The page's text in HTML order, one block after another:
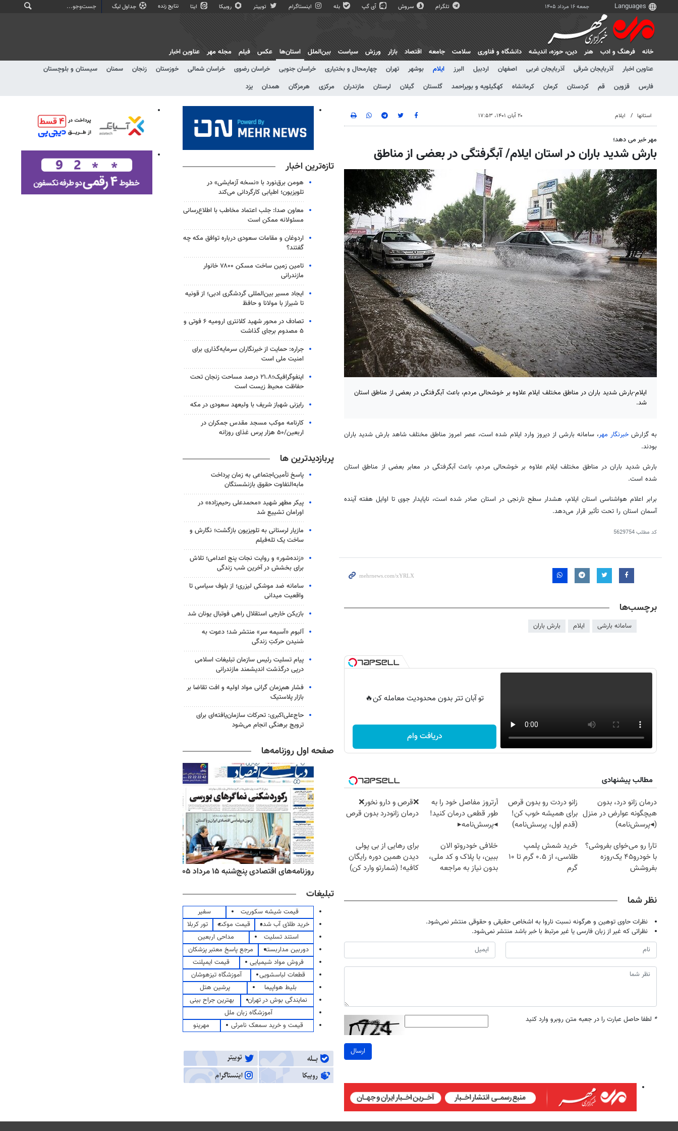
جمعه ۱۶ مرداد ۱۴۰۵ تلگرام سروش آی گپ بله اینستاگرام توییتر روبیکا ایتا نتایج زنده جداول لیگ
خانه فرهنگ و ادب هنر دين، حوزه، انديشه دانشگاه و فناوری سلامت جامعه اقتصاد بازار ورزش سیاست بین‌الملل
استان‌ها
عناوین اخبار
آذربایجان شرقی آذربایجان غربی اصفهان اردبیل البرز ایلام بوشهر تهران چهارمحال و بختیاری خراسان جنوبی خراسان رضوی خراسان شمالی خوزستان زنجان سمنان
سیستان و بلوچستان
فارس
قزوین قم کردستان کرمان کرمانشاه کهگیلویه و بویراحمد گلستان گیلان لرستان مازندران مرکزی هرمزگان همدان یزد
عکس فیلم مجله مهر عناوین اخبار
استانها ایلام ۲۰ آبان ۱۴۰۱، ۱۷:۵۳
مهر خبر می دهد؛
بارش شدید باران در استان ایلام/ آبگرفتگی در بعضی از مناطق
ایلام-بارش شدید باران در مناطق مختلف ایلام علاوه بر خوشحالی مردم، باعث آبگرفتگی در بعضی از مناطق استان
شد.
به گزارش خبرنگار مهر، سامانه بارشی از دیروز وارد ایلام شده است، عصر امروز مناطق مختلف شاهد بارش شدید باران
بودند.
بارش شدید باران در مناطق مختلف ایلام علاوه بر خوشحالی مردم، باعثآبگرفتگیدر معابر بعضی از مناطق استان
شده است.
برابر اعلام هواشناسی استان ایلام، هشدار سطح نارنجی در استان صادر شده است، ناپایدار جوی تا اوایل هفته آینده
آسمان استان را تحت تأثیر قرار می‌دهد.
کد مطلب5629754
برچسب‌ها
سامانه بارشی ایلام بارش باران
تو آبان تتر بدون محدودیت معامله کن🔥
دریافت وام
مطالب پیشنهادی
درمان زانو درد، بدون
هیچگونه عوارض در منزل
(◂پرسش‌نامه)
زانو دردت رو بدون قرص
برای همیشه خوب کن!
(قدم اول، پرسش‌نامه)
آرتروز مفاصل خود را به
طور قطعی درمان کنید!
◂پرسش‌نامه▸
❌قرص‌ و دارو نخور❌
درمان زانودرد بدون قرص
تارا رو می‌خوای بفروشی؟
با خودرو۴۵ یک‌روزه
بفروشش
خرید شمش پلمپ
طلاسی، از ۰.۵ گرم تا ۱۰
گرم
خلافی خودروتو الان
ببین، با پلاک و کد ملی،
بدون نیاز به مراجعه
برای رهایی از بی پولی
دیدن همین دوره رایگان
کافیه! (شمارتو وارد کن)
نظر شما
نظرات حاوی توهین و هرگونه نسبت ناروا به اشخاص حقیقی و حقوقی منتشر نمی‌شود.
نظراتی که غیر از زبان فارسی یا غیر مرتبط با خبر باشد منتشر نمی‌شود.
* لطفا حاصل عبارت را در جعبه متن روبرو وارد کنید
ارسال
تازه‌ترین اخبار
هومن برق‌نورد با «نسخه آزمایشی» در
تلویزیون؛ اطیابی کارگردانی می‌کند
معاون صدا: جلب اعتماد مخاطب با اطلاع‌رسانی
مسئولانه ممکن است
اردوغان و مقامات سعودی درباره توافق مکه چه
گفتند؟
تامین زمین ساخت مسکن ۷۸۰۰ خانوار
مازندرانی
ایجاد مسیر بین‌المللی گردشگری ادبی؛ از قونیه
تا شیراز با مولانا و حافظ
تصادف در محور شهید کلانتری ارومیه ۶ فوتی و
۵ مصدوم برجای گذاشت
جراره: حمایت از خبرنگاران سرمایه‌گذاری برای
امنیت ملی است
اینفوگرافیک؛۲۱.۸ درصد مساحت زنجان تحت
حفاظت محیط زیست است
رایزنی شهباز شریف با ولیعهد سعودی در مکه
کارنامه موکب مسجد مقدس جمکران در
اربعین/۵۰ هزار پرس غذای روزانه
پربازدیدترین ها
پاسخ تأمین‌اجتماعی به زمان پرداخت
مابه‌التفاوت حقوق بازنشستگان
پیکر مطهر شهید «محمدعلی رحیم‌زاده» در
اورامان تشییع شد
مازیار لرستانی به تلویزیون بازگشت؛ نگارش و
ساخت یک تله‌فیلم
«زنده‌شور» و روایت نجات پنج اعدامی؛ تلاش
برای بخشش در آخرین شب زندگی
سامانه ضد موشکی لیزری؛ از بلوف سیاسی تا
واقعیت میدانی
بازیکن خارجی استقلال راهی فوتبال یونان شد
آلبوم «آسیمه سر» منتشر شد؛ دعوت به
شنیدن حرکتِ زندگی
پیام تسلیت رئیس سازمان تبلیغات اسلامی
درپی درگذشت اندیشمند مازندرانی
فشار هم‌زمان گرانی مواد اولیه و افت تقاضا بر
بازار پلاستیک
حاج‌علی‌اکبری: تحرکات سازمان‌یافته‌ای برای
ترویج برهنگی انجام می‌شود
صفحه اول روزنامه‌ها
روزنامه‌های ورزشی پنج‌شنبه ۱۵ مرداد ۱۴۰۵ روزنامه‌های اقتصادی پنج‌شنبه ۱۵ مرداد ۱۴۰۵ روزنامه‌های صبح پنج‌شنبه ۱۵ مرداد ۱۴۰۵
تبلیغات
قیمت شیشه سکوریت
سفیر
خرید طلای آب شده
قیمت موکت
تور کربلا
استند تسلیت
مداحی اربعین
دوربین مداربسته
مرجع پاسخ معتبر پزشکان
فروش مواد شیمیایی
قیمت ایمپلنت
قطعات لباسشویی
آموزشگاه تیزهوشان
بلیط هواپیما
پرشین هتل
نمایندگی بوش در تهران
بهترین جراح بینی
آموزشگاه زبان ملل
قیمت و خرید سمعک نامرئی
مهرینو